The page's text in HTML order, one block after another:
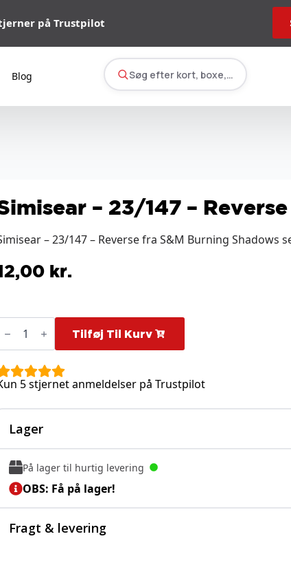
på Trustpilot
Blog Søg efter kort, boxe, tilbehør…
– 23/147 – Reverse
– 23/147 – Reverse fra S&M Burning Shadows
kr.
Tilføj Til Kurv
5 stjernet anmeldelser på Trustpilot
Lager
På lager til hurtig levering
OBS: Få på lager!
Fragt & levering